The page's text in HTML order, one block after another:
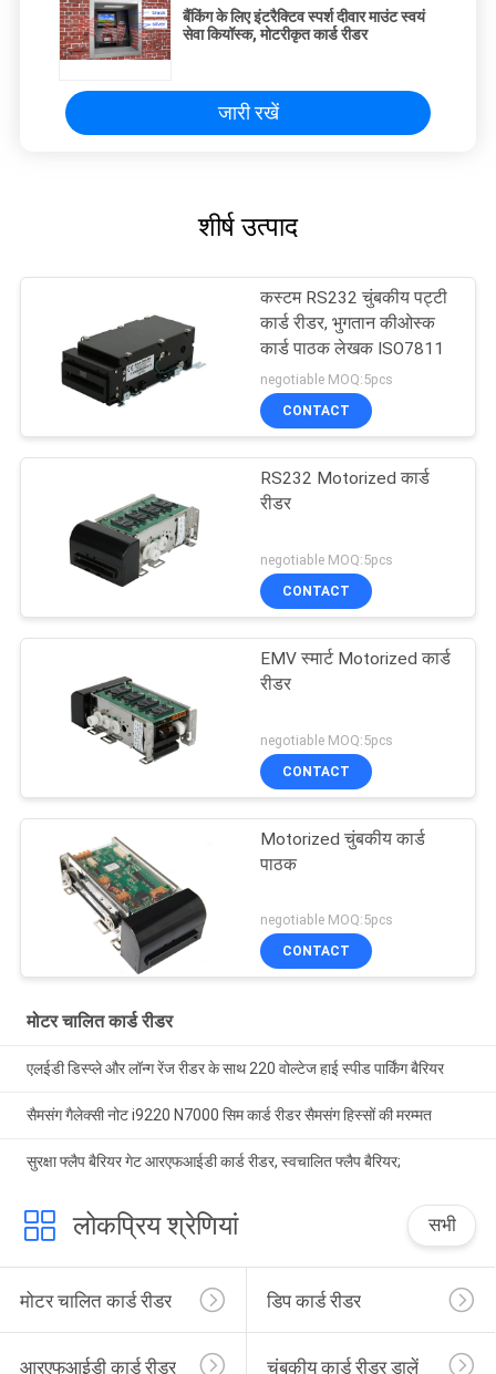
बैंकिंग के लिए इंटरैक्टिव स्पर्श दीवार माउंट स्वयं
सेवा कियॉस्क, मोटरीकृत कार्ड रीडर
जारी रखें
शीर्ष उत्पाद
कस्टम RS232 चुंबकीय पट्टी
कार्ड रीडर, भुगतान कीओस्क
कार्ड पाठक लेखक ISO7811
negotiable MOQ:5pcs
CONTACT
RS232 Motorized कार्ड
रीडर
negotiable MOQ:5pcs
CONTACT
EMV स्मार्ट Motorized कार्ड
रीडर
negotiable MOQ:5pcs
CONTACT
Motorized चुंबकीय कार्ड
पाठक
negotiable MOQ:5pcs
CONTACT
मोटर चालित कार्ड रीडर
एलईडी डिस्प्ले और लॉन्ग रेंज रीडर के साथ 220 वोल्टेज हाई स्पीड पार्किंग बैरियर
सैमसंग गैलेक्सी नोट i9220 N7000 सिम कार्ड रीडर सैमसंग हिस्सों की मरम्मत
सुरक्षा फ्लैप बैरियर गेट आरएफआईडी कार्ड रीडर, स्वचालित फ्लैप बैरियर;
लोकप्रिय श्रेणियां सभी
मोटर चालित कार्ड रीडर डिप कार्ड रीडर
आरएफआईडी कार्ड रीडर चुंबकीय कार्ड रीडर डालें